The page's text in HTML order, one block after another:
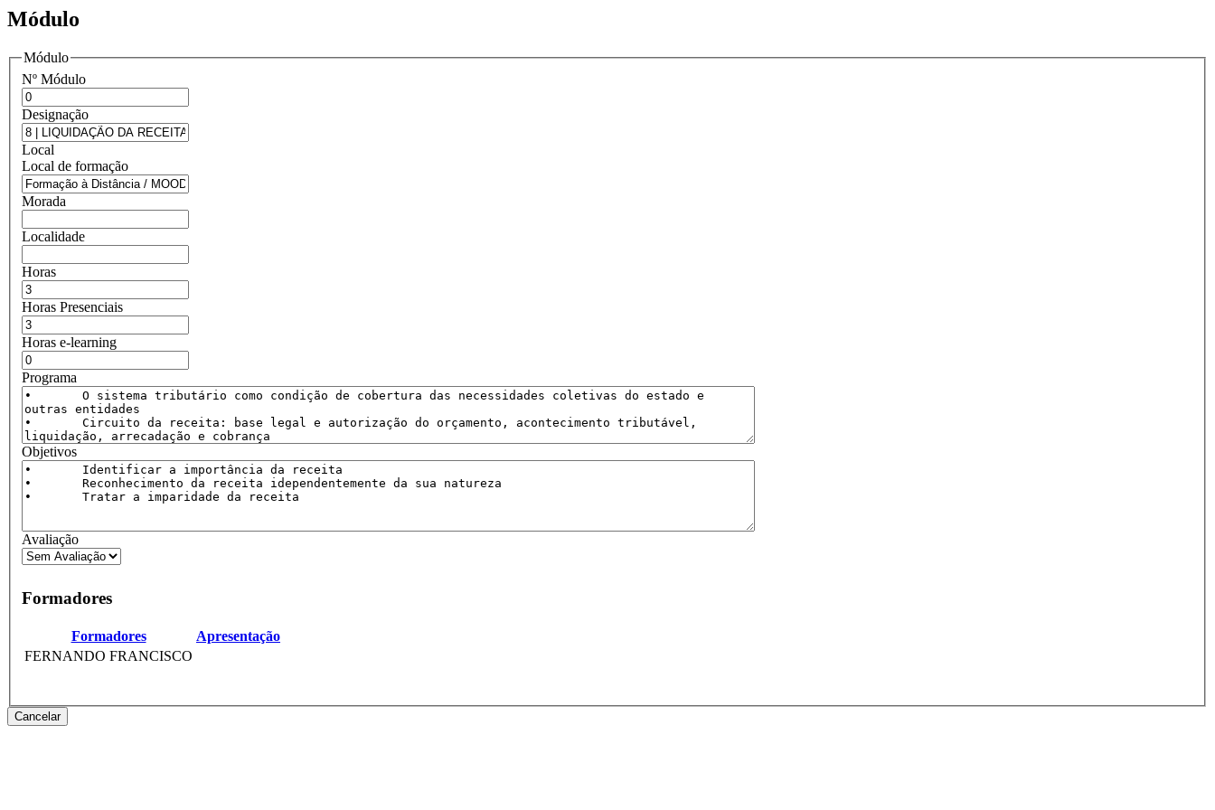
Módulo
Módulo
Nº Módulo
Designação
Local
Local de formação
Morada
Localidade
Horas
Horas Presenciais
Horas e-learning
Programa
Objetivos
Avaliação
Formadores
Formadores
Apresentação
FERNANDO FRANCISCO
Cancelar